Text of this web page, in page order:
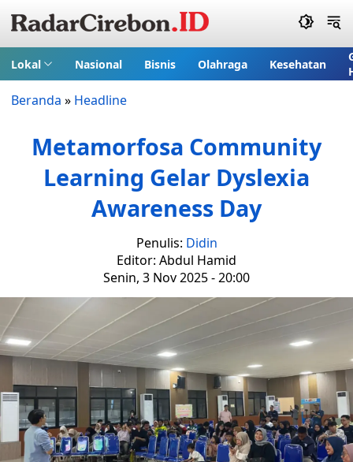
Lokal Nasional Bisnis Olahraga Kesehatan
Beranda » Headline
Metamorfosa Community
Learning Gelar Dyslexia
Awareness Day
Penulis: Didin
Editor: Abdul Hamid
Senin, 3 Nov 2025 - 20:00